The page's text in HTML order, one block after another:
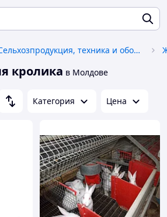
Сельхозпродукция, техника и оборудование
кролика в Молдове
Категория Цена